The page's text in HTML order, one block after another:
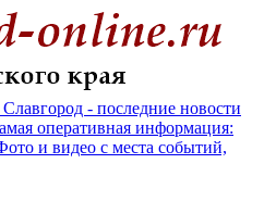
- последние новости
оперативная информация:
и видео с места событий,